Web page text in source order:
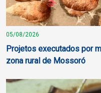
05/08/2026
Projetos executados por
zona rural de Mossoró